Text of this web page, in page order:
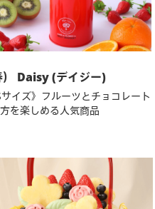
） Daisy (デイジー)
サイズ》フルーツとチョコレート
を楽しめる人気商品